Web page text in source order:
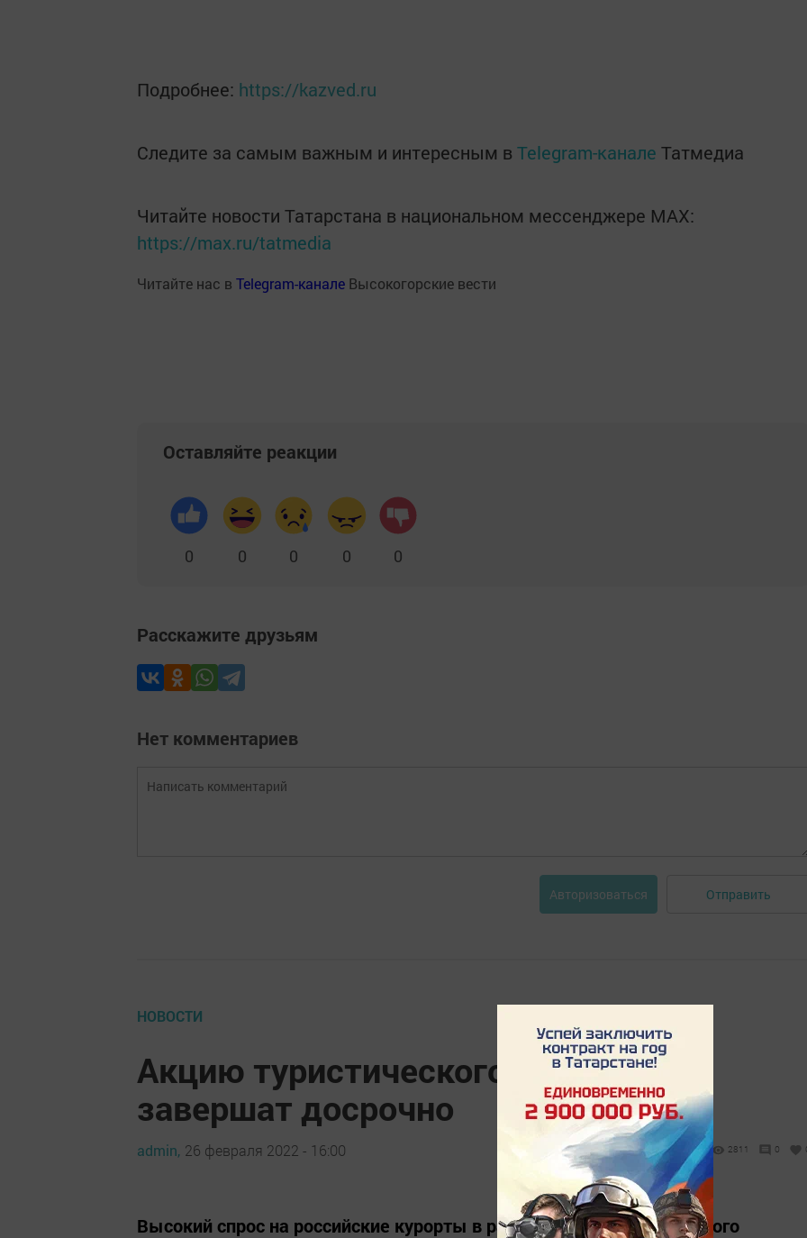
Подробнее: https://kazved.ru
Следите за самым важным и интересным в Telegram-канале Татмедиа
Читайте новости Татарстана в национальном мессенджере MАХ:
https://max.ru/tatmedia
Читайте нас в Telegram-канале Высокогорские вести
Оставляйте реакции
0 0 0 0 0
Расскажите друзьям
Нет комментариев
Авторизоваться Отправить
НОВОСТИ
Акцию туристического кэшбэка
завершат досрочно
admin, 26 февраля 2022 - 16:00 2811 0
Высокий спрос на российские курорты в рамках акции туристического